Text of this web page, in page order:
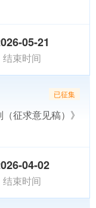
05-21
结束时间
已征集
征求意见稿）》
04-02
结束时间